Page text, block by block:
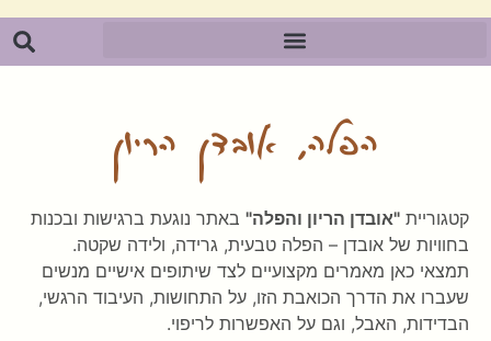
הפלה, אובדן הריון
קטגוריית "אובדן הריון והפלה" באתר נוגעת ברגישות ובכנות
בחוויות של אובדן – הפלה טבעית, גרידה, ולידה שקטה.
תמצאי כאן מאמרים מקצועיים לצד שיתופים אישיים מנשים
שעברו את הדרך הכואבת הזו, על התחושות, העיבוד הרגשי,
הבדידות, האבל, וגם על האפשרות לריפוי.